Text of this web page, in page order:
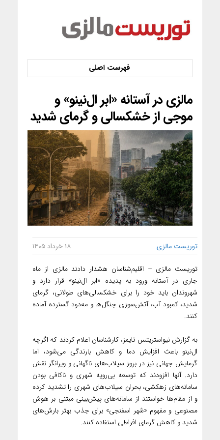
مالزی در آستانه «ابر ال‌نینو» و
موجی از خشکسالی و گرمای شدید
توریست مالزی ۱۸ خرداد ۱۴۰۵
توریست مالزی – اقلیم‌شناسان هشدار دادند مالزی از ماه
جاری در آستانه ورود به پدیده «ابر ال‌نینو» قرار دارد و
شهروندان باید خود را برای خشکسالی‌های طولانی، گرمای
شدید، کمبود آب، آتش‌سوزی جنگل‌ها و مه‌دود گسترده آماده
کنند.
به گزارش نیواستریتس تایمز، کارشناسان اعلام کردند که اگرچه
ال‌نینو باعث افزایش دما و کاهش بارندگی می‌شود، اما
گرمایش جهانی نیز در بروز سیلاب‌های ناگهانی و ویرانگر نقش
دارد. آنها افزودند که توسعه بی‌رویه شهری و ناکافی بودن
سامانه‌های زهکشی، بحران سیلاب‌های شهری را تشدید کرده
و از مقام‌ها خواستند از سامانه‌های پیش‌بینی مبتنی بر هوش
مصنوعی و مفهوم «شهر اسفنجی» برای جذب بهتر بارش‌های
شدید و کاهش گرمای افراطی استفاده کنند.